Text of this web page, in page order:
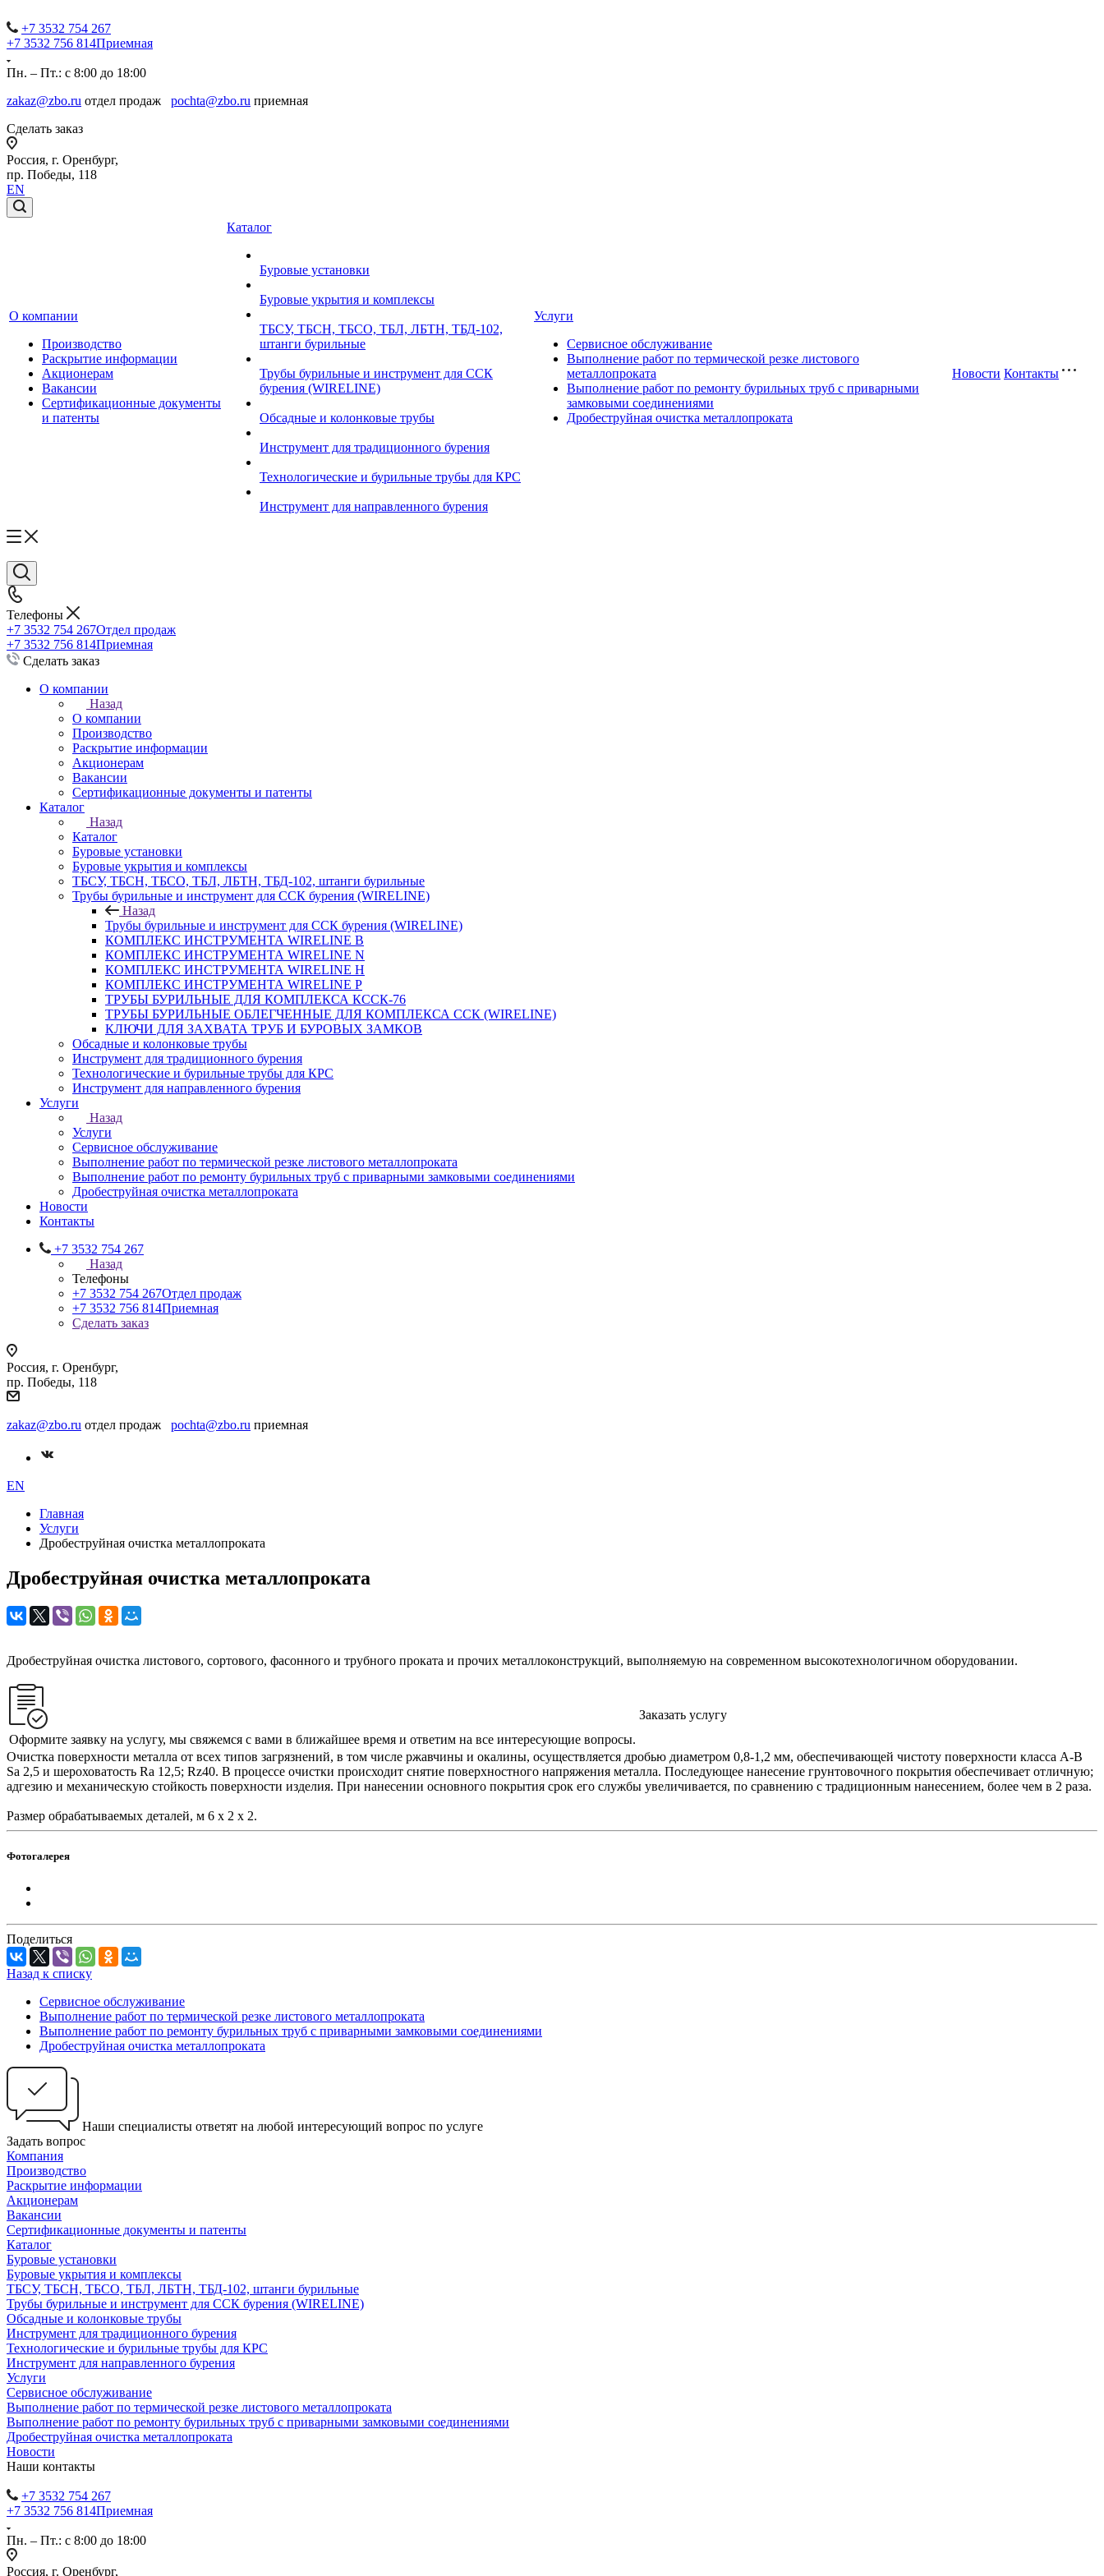
+7 3532 754 267
+7 3532 756 814Приемная
Пн. – Пт.: с 8:00 до 18:00
zakaz@zbo.ru отдел продаж pochta@zbo.ru приемная
Сделать заказ
Россия, г. Оренбург,
пр. Победы, 118
EN
О компании
Производство
Раскрытие информации
Акционерам
Вакансии
Сертификационные документы
и патенты
Каталог
Буровые установки
Буровые укрытия и комплексы
ТБСУ, ТБСН, ТБСО, ТБЛ, ЛБТН, ТБД-102,
штанги бурильные
Трубы бурильные и инструмент для ССК
бурения (WIRELINE)
Обсадные и колонковые трубы
Инструмент для традиционного бурения
Технологические и бурильные трубы для КРС
Инструмент для направленного бурения
Услуги
Сервисное обслуживание
Выполнение работ по термической резке листового
металлопроката
Выполнение работ по ремонту бурильных труб с приварными
замковыми соединениями
Дробеструйная очистка металлопроката
Новости Контакты
Телефоны
+7 3532 754 267Отдел продаж
+7 3532 756 814Приемная
Сделать заказ
О компании
Назад
О компании
Производство
Раскрытие информации
Акционерам
Вакансии
Сертификационные документы и патенты
Каталог
Назад
Каталог
Буровые установки
Буровые укрытия и комплексы
ТБСУ, ТБСН, ТБСО, ТБЛ, ЛБТН, ТБД-102, штанги бурильные
Трубы бурильные и инструмент для ССК бурения (WIRELINE)
Назад
Трубы бурильные и инструмент для ССК бурения (WIRELINE)
КОМПЛЕКС ИНСТРУМЕНТА WIRELINE B
КОМПЛЕКС ИНСТРУМЕНТА WIRELINE N
КОМПЛЕКС ИНСТРУМЕНТА WIRELINE H
КОМПЛЕКС ИНСТРУМЕНТА WIRELINE P
ТРУБЫ БУРИЛЬНЫЕ ДЛЯ КОМПЛЕКСА КССК-76
ТРУБЫ БУРИЛЬНЫЕ ОБЛЕГЧЕННЫЕ ДЛЯ КОМПЛЕКСА ССК (WIRELINE)
КЛЮЧИ ДЛЯ ЗАХВАТА ТРУБ И БУРОВЫХ ЗАМКОВ
Обсадные и колонковые трубы
Инструмент для традиционного бурения
Технологические и бурильные трубы для КРС
Инструмент для направленного бурения
Услуги
Назад
Услуги
Сервисное обслуживание
Выполнение работ по термической резке листового металлопроката
Выполнение работ по ремонту бурильных труб с приварными замковыми соединениями
Дробеструйная очистка металлопроката
Новости
Контакты
+7 3532 754 267
Назад
Телефоны
+7 3532 754 267Отдел продаж
+7 3532 756 814Приемная
Сделать заказ
Россия, г. Оренбург,
пр. Победы, 118
zakaz@zbo.ru отдел продаж pochta@zbo.ru приемная
EN
Главная
Услуги
Дробеструйная очистка металлопроката
Дробеструйная очистка металлопроката
Дробеструйная очистка листового, сортового, фасонного и трубного проката и прочих металлоконструкций, выполняемую на современном высокотехнологичном оборудовании.
Оформите заявку на услугу, мы свяжемся с вами в ближайшее время и ответим на все интересующие вопросы.
Заказать услугу
Очистка поверхности металла от всех типов загрязнений, в том числе ржавчины и окалины, осуществляется дробью диаметром 0,8-1,2 мм, обеспечивающей чистоту поверхности класса А-В
Sа 2,5 и шероховатость Rа 12,5; Rz40. В процессе очистки происходит снятие поверхностного напряжения металла. Последующее нанесение грунтовочного покрытия обеспечивает отличную;
адгезию и механическую стойкость поверхности изделия. При нанесении основного покрытия срок его службы увеличивается, по сравнению с традиционным нанесением, более чем в 2 раза.
Размер обрабатываемых деталей, м 6 х 2 х 2.
Фотогалерея
Поделиться
Назад к списку
Сервисное обслуживание
Выполнение работ по термической резке листового металлопроката
Выполнение работ по ремонту бурильных труб с приварными замковыми соединениями
Дробеструйная очистка металлопроката
Наши специалисты ответят на любой интересующий вопрос по услуге
Задать вопрос
Компания
Производство
Раскрытие информации
Акционерам
Вакансии
Сертификационные документы и патенты
Каталог
Буровые установки
Буровые укрытия и комплексы
ТБСУ, ТБСН, ТБСО, ТБЛ, ЛБТН, ТБД-102, штанги бурильные
Трубы бурильные и инструмент для ССК бурения (WIRELINE)
Обсадные и колонковые трубы
Инструмент для традиционного бурения
Технологические и бурильные трубы для КРС
Инструмент для направленного бурения
Услуги
Сервисное обслуживание
Выполнение работ по термической резке листового металлопроката
Выполнение работ по ремонту бурильных труб с приварными замковыми соединениями
Дробеструйная очистка металлопроката
Новости
Наши контакты
+7 3532 754 267
+7 3532 756 814Приемная
Пн. – Пт.: с 8:00 до 18:00
Россия, г. Оренбург,